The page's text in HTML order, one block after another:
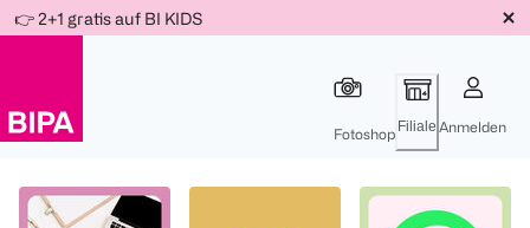
Für
Für
Für
Weiter
zum
👉 2+1 gratis auf BI KIDS
Fotoshop Filiale Anmelden